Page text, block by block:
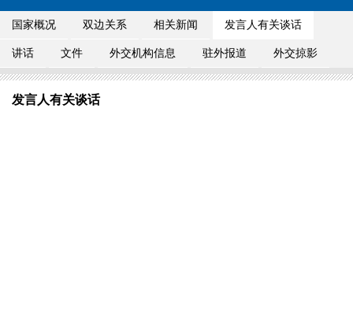
国家概况 双边关系 相关新闻 发言人有关谈话
讲话 文件 外交机构信息 驻外报道 外交掠影
发言人有关谈话